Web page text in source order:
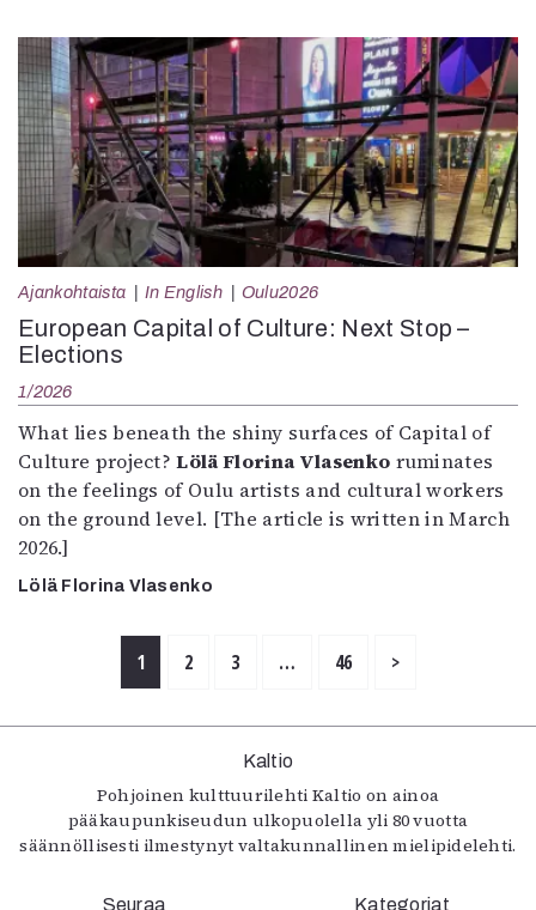
Ajankohtaista In English Oulu2026
European Capital of Culture: Next Stop –
Elections
1/2026
What lies beneath the shiny surfaces of Capital of
Culture project?Lölä Florina Vlasenko ruminates
on the feelings of Oulu artists and cultural workers
on the ground level. [The article is written in March
2026.]
Lölä Florina Vlasenko
1 2 3 … 46 >
Kaltio
Pohjoinen kulttuurilehti Kaltio on ainoa
pääkaupunkiseudun ulkopuolella yli 80 vuotta
säännöllisesti ilmestynyt valtakunnallinen mielipidelehti.
Seuraa Kategoriat